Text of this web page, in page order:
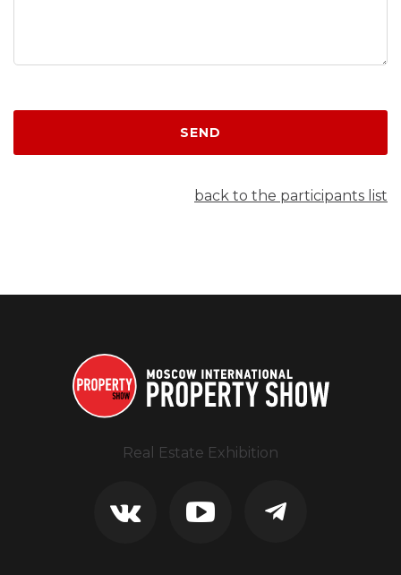
SEND
back to the participants list
Real Estate Exhibition